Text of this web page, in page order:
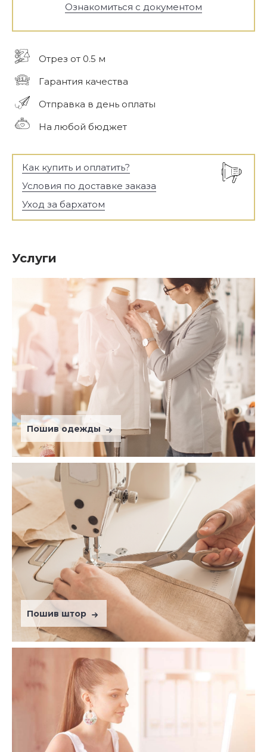
Ознакомиться с документом
Отрез от 0.5 м
Гарантия качества
Отправка в день оплаты
На любой бюджет
Как купить и оплатить?
Условия по доставке заказа
Уход за бархатом
Услуги
Пошив одежды
Пошив штор